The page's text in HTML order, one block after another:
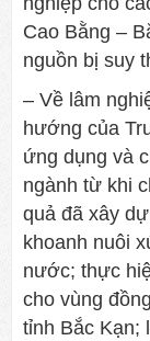
Cao Bằng –
nguồn bị suy
– Về lâm
hướng của
ứng dụng và
ngành từ khi
quả đã xây
khoanh nuôi
nước; thực
cho vùng
tỉnh Bắc Kạn;